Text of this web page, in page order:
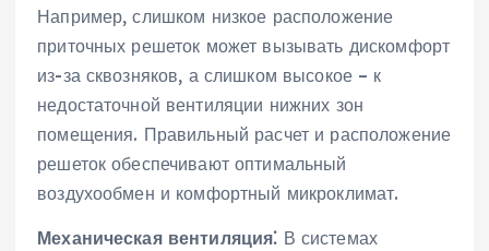
Например‚ слишком низкое расположение
приточных решеток может вызывать дискомфорт
из-за сквозняков‚ а слишком высокое – к
недостаточной вентиляции нижних зон
помещения. Правильный расчет и расположение
решеток обеспечивают оптимальный
воздухообмен и комфортный микроклимат.
Механическая вентиляция⁚ В системах